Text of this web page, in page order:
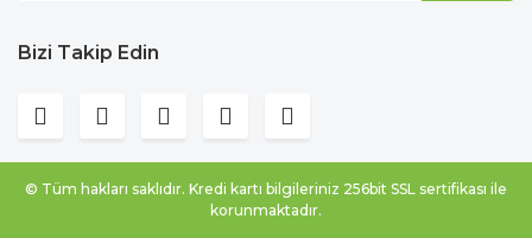
Bizi Takip Edin
© Tüm hakları saklıdır. Kredi kartı bilgileriniz 256bit SSL sertifikası ile
korunmaktadır.